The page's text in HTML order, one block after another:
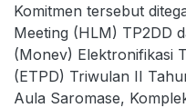
Komitmen tersebut
Meeting (HLM) TP2DD
(Monev) Elektronifikasi
(ETPD) Triwulan II
Aula Saromase,